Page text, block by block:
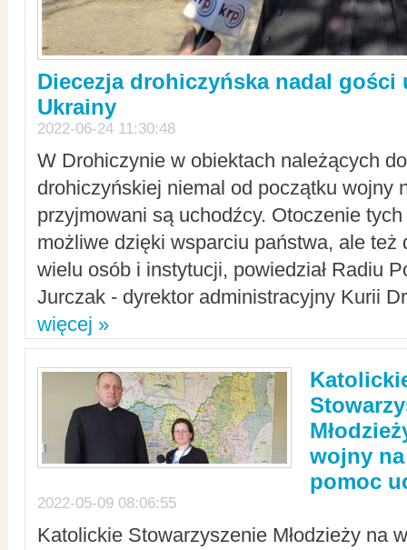
Diecezja drohiczyńska nadal gości
Ukrainy
2022-06-24 11:30:48
W Drohiczynie w obiektach należących
drohiczyńskiej niemal od początku wojny
przyjmowani są uchodźcy. Otoczenie
możliwe dzięki wsparciu państwa, ale też
wielu osób i instytucji, powiedział Radiu
Jurczak - dyrektor administracyjny Kurii
więcej »
wojny
pomoc
2022-05-09 08:06:55
Katolickie Stowarzyszenie Młodzieży na